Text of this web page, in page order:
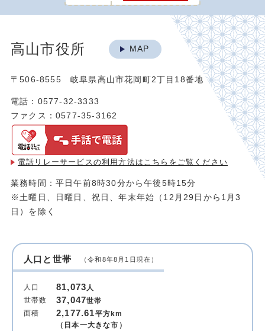
高山市役所 MAP
〒506-8555 岐阜県高山市花岡町2丁目18番地
電話：0577-32-3333
ファクス：0577-35-3162
電話リレーサービスの利用方法は こちらをご覧ください
業務時間：平日午前8時30分から午後5時15分
※土曜日、日曜日、祝日、年末年始（12月29日から1月3
日）を除く
人口と世帯 （令和8年8月1日現在）
人口 81,073人
世帯数
37,047世帯
面積
2,177.61平方km
（日本一大きな市）